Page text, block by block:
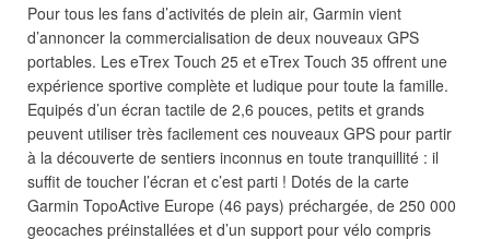
Pour tous les fans d’activités de plein air, Garmin vient
d’annoncer la commercialisation de deux nouveaux GPS
portables. Les eTrex Touch 25 et eTrex Touch 35 offrent une
expérience sportive complète et ludique pour toute la famille.
Equipés d’un écran tactile de 2,6 pouces, petits et grands
peuvent utiliser très facilement ces nouveaux GPS pour partir
à la découverte de sentiers inconnus en toute tranquillité : il
suffit de toucher l’écran et c’est parti ! Dotés de la carte
Garmin TopoActive Europe (46 pays) préchargée, de 250 000
geocaches préinstallées et d’un support pour vélo compris